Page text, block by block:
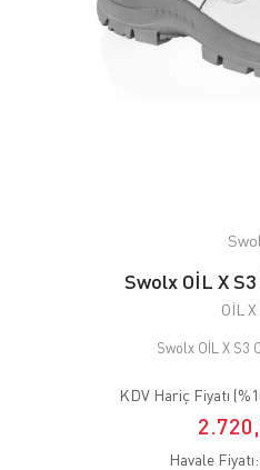
Swolx OİL X S3
OİL
Swolx OİL X S3
KDV Hariç Fiyatı (
Havale Fiyatı: